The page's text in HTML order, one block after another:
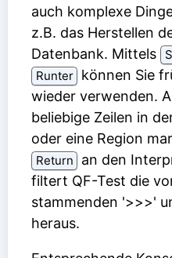
auch komplexe
z.B. das Herstellen
Datenbank. Mittels
Runter
können Sie
wieder verwenden.
beliebige Zeilen in
oder eine Region
Return
an den
filtert QF-Test die
stammenden '>>>'
heraus.